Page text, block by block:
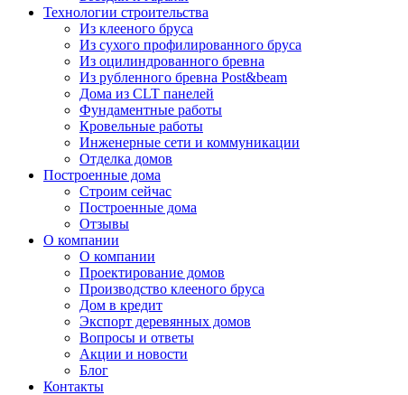
Технологии строительства
Из клееного бруса
Из сухого профилированного бруса
Из оцилиндрованного бревна
Из рубленного бревна Post&beam
Дома из CLT панелей
Фундаментные работы
Кровельные работы
Инженерные сети и коммуникации
Отделка домов
Построенные дома
Строим сейчас
Построенные дома
Отзывы
О компании
О компании
Проектирование домов
Производство клееного бруса
Дом в кредит
Экспорт деревянных домов
Вопросы и ответы
Акции и новости
Блог
Контакты